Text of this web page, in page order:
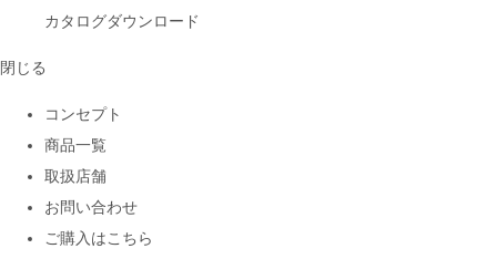
カタログダウンロード
閉じる
コンセプト
商品一覧
取扱店舗
お問い合わせ
ご購入はこちら